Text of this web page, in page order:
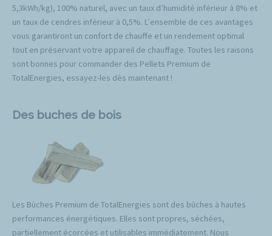
5,3kWh/kg), 100% naturel, avec un taux d’humidité inférieur à 8% et
un taux de cendres inférieur à 0,5%. L’ensemble de ces avantages
vous garantiront un confort de chauffe et un rendement optimal
tout en préservant votre appareil de chauffage. Toutes les raisons
sont bonnes pour commander des Pellets Premium de
TotalEnergies, essayez-les dès maintenant !
Des buches de bois
Les Bûches Premium de TotalEnergies sont des bûches à hautes
performances énergétiques. Elles sont propres, séchées,
partiellement écorcées et utilisables immédiatement. Nous